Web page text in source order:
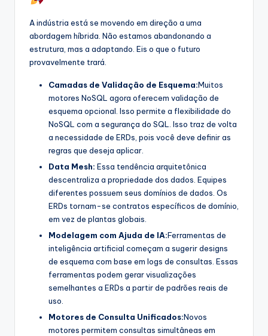
A indústria está se movendo em direção a uma
abordagem híbrida. Não estamos abandonando a
estrutura, mas a adaptando. Eis o que o futuro
provavelmente trará.
Camadas de Validação de Esquema:Muitos
motores NoSQL agora oferecem validação de
esquema opcional. Isso permite a flexibilidade do
NoSQL com a segurança do SQL. Isso traz de volta
a necessidade de ERDs, pois você deve definir as
regras que deseja aplicar.
Data Mesh: Essa tendência arquitetônica
descentraliza a propriedade dos dados. Equipes
diferentes possuem seus domínios de dados. Os
ERDs tornam-se contratos específicos de domínio,
em vez de plantas globais.
Modelagem com Ajuda de IA:Ferramentas de
inteligência artificial começam a sugerir designs
de esquema com base em logs de consultas. Essas
ferramentas podem gerar visualizações
semelhantes a ERDs a partir de padrões reais de
uso.
Motores de Consulta Unificados:Novos
motores permitem consultas simultâneas em